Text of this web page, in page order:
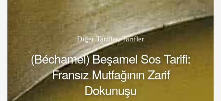
Diğer Tarifler,Tarifler
(Béchamel) Beşamel Sos Tarifi:
Fransız Mutfağının Zarif
Dokunuşu